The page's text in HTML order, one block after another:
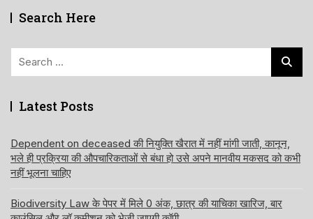
Search Here
Latest Posts
Dependent on deceased की नियुक्ति खैरात में नहीं मांगी जाती, कानून,
भले ही प्रक्रिया की औपचारिकताओं से बंधा हो उसे अपने मानवीय मकसद को कभी
नहीं भूलना चाहिए
Biodiversity Law के पेपर में मिले 0 अंक, छात्र की याचिका खारिज, बार